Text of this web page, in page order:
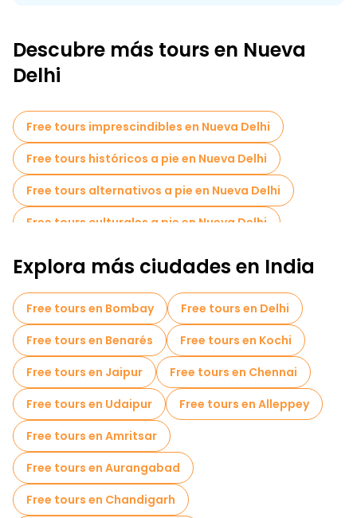
único.
Varios museos ofrecen una visión profunda de la ciudad de
Conmemorativo Indira Gandhi, y desde paisajes
cautivadores como el Parque Buddha Jayanti hasta los
Jardines Lodi, esta parte de la India cautivará sin duda a
todos los que deseen explorar sus bellezas.
Descubre más tours en Nueva
Delhi
Free tours imprescindibles en Nueva Delhi
Free tours históricos a pie en Nueva Delhi
Free tours alternativos a pie en Nueva Delhi
Free tours culturales a pie en Nueva Delhi
Free tours a pie para familias en Nueva Delhi
Tours mercados en Nueva Delhi
Tours de degustación locales en Nueva Delhi
Free tours de un día en Nueva Delhi
Free tours nocturnos a pie en Nueva Delhi
Tours en bicicleta en Nueva Delhi
Tours gastronómicos en Nueva Delhi
Free tours cerca Jama Masjid
Explora más ciudades en India
Free tours en Bombay
Free tours en Delhi
Free tours en Benarés
Free tours en Kochi
Free tours en Jaipur
Free tours en Chennai
Free tours en Udaipur
Free tours en Alleppey
Free tours en Amritsar
Free tours en Aurangabad
Free tours en Chandigarh